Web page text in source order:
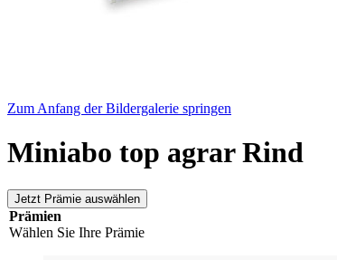
Zum Anfang der Bildergalerie springen
Miniabo top agrar Rind
Jetzt Prämie auswählen
Prämien
Wählen Sie Ihre Prämie